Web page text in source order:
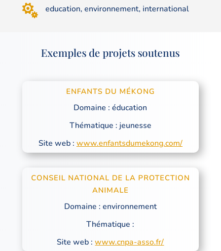
 education, environnement, international
Exemples de projets soutenus
ENFANTS DU MÉKONG
Domaine : éducation
Thématique : jeunesse
Site web : www.enfantsdumekong.com/
CONSEIL NATIONAL DE LA PROTECTION
ANIMALE
Domaine : environnement
Thématique :
Site web :www.cnpa-asso.fr/